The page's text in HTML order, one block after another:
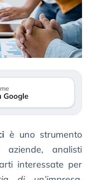
Google
è uno strumento
aziende, analisti
interessate per